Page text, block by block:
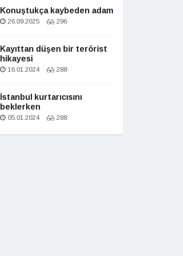
Konuştukça kaybeden adam
26.09.2025 296
Kayıttan düşen bir terörist
hikayesi
16.01.2024 288
İstanbul kurtarıcısını
beklerken
05.01.2024 288